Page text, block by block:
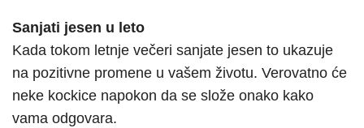
Sanjati jesen u leto
Kada tokom letnje večeri sanjate jesen to ukazuje
na pozitivne promene u vašem životu. Verovatno će
neke kockice napokon da se slože onako kako
vama odgovara.